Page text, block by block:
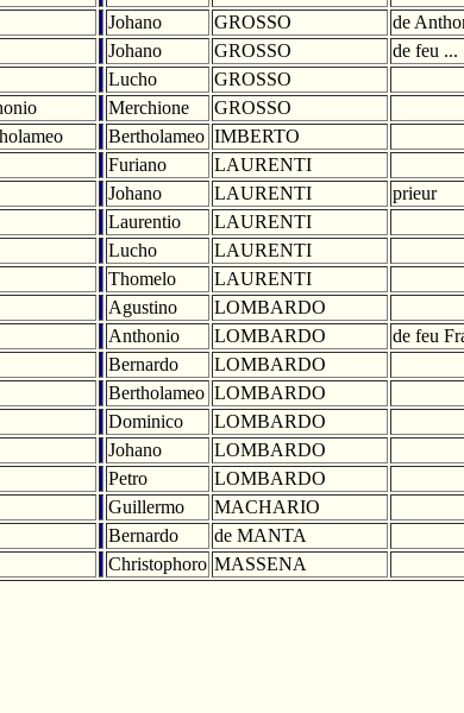
Johano GROSSO de
Johano GROSSO de feu ...
Lucho GROSSO
Merchione GROSSO
Bertholameo IMBERTO
Furiano LAURENTI
Johano LAURENTI prieur
Laurentio LAURENTI
Lucho LAURENTI
Thomelo LAURENTI
Agustino LOMBARDO
Anthonio LOMBARDO de feu
Bernardo LOMBARDO
Bertholameo LOMBARDO
Dominico LOMBARDO
Johano LOMBARDO
Petro LOMBARDO
Guillermo MACHARIO
Bernardo de MANTA
Christophoro MASSENA